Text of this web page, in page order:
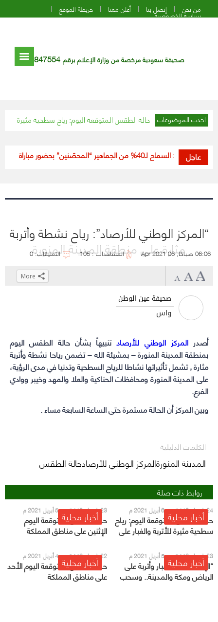
من نحن إتصل بنا أعلن معنا خريطة الموقع
سياسة الخصوصية
صحيفة سعودية مرخصة من وزارة الإعلام برقم 847554
احدث الموضوعات
زيارة الطبيب حالة الطقس المتوقعة اليوم: رياح سطحية مثيرة للأتربة
عاجل
“الرياضة”: السماح لـ40% من الجماهير “المحصّنين” بحضور مباراة السعودية وفلسطين
“المركز الوطني للأرصاد”: رياح نشطة وأتربة
مثارة على منطقة المدينة المنورة 06:06 صباحًا, 06 Apr 2021 المشاهدات : 105 التعليقات: 0
صحيفة عين الوطن
واس
أصدرالمركز الوطني للأرصادتنبيهاً بشأن حالة الطقس اليوم
بمنطقة المدينة المنورة – بمشيئة الله – تضمن رياحا نشطة وأتربة
مثارة , تشمل تأثيراتها نشاطا للرياح السطحية وتدنيا في مدى الرؤية،
على المدينة المنورة ومحافظات الحناكية والعلا والمهد وخيبر ووادي
الفرع.
وبينالمركزأن الحالة مستمرة حتى الساعة السابعة مساء .
(Opens
in
new
window)
(Opens
in
new
window)
(Opens
in
new
window)
Click
(Opens
in
new
window)
More
الكلمات الدليلية
المدينة المنورةالمركز الوطني للأرصادحالة الطقس
روابط ذات صلة
أخبار محلية24 شعبان 1442 هـ - 6 أبريل 2021 م
حالة الطقس المتوقعة اليوم: رياح
سطحية مثيرة للأتربة والغبار على
أخبار محلية23 شعبان 1442 هـ - 5 أبريل 2021 م
حالة الطقس المتوقعة اليوم
الإثنين على مناطق المملكة
أخبار محلية23 شعبان 1442 هـ - 5 أبريل 2021 م
“الإنذار المبكر”: غبار وأتربة على
الرياض ومكة والمدينة.. وسحب
أخبار محلية22 شعبان 1442 هـ - 4 أبريل 2021 م
حالة الطقس المتوقعة اليوم الأحد
على مناطق المملكة